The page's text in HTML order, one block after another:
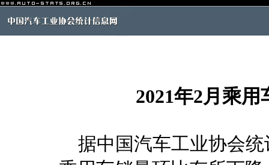
2021年2月乘
据中国汽车工业协会统